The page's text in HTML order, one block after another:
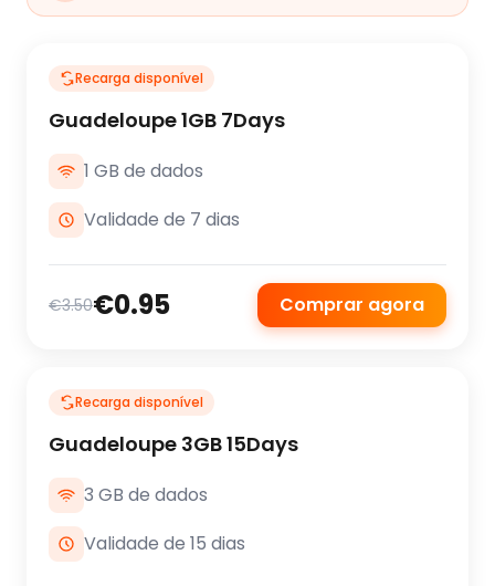
Recarga disponível
Guadeloupe 1GB 7Days
1 GB de dados
Validade de 7 dias
€3.50€0.95 Comprar agora
Recarga disponível
Guadeloupe 3GB 15Days
3 GB de dados
Validade de 15 dias